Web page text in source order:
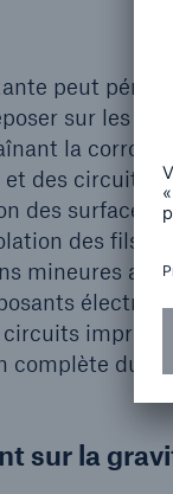
peut
sur les
la
des circuits
des surfaces
des fils.
mineures au
complète du
sur la